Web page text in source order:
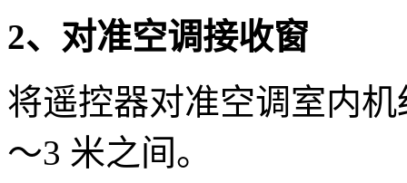
2、对准空调接收窗
将遥控器对准空调室内
～3 米之间。